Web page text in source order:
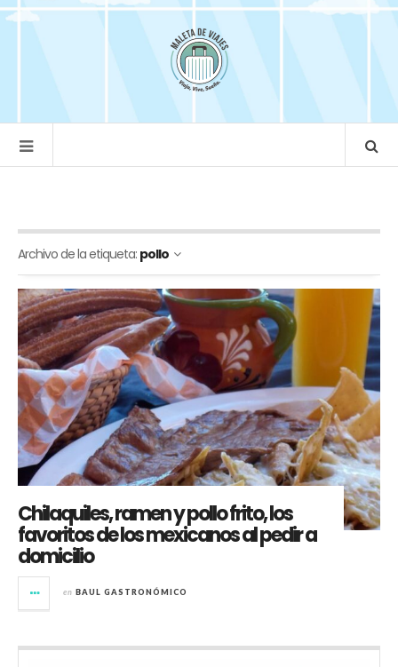
Archivo de la etiqueta: pollo
Chilaquiles, ramen y pollo frito, los
favoritos de los mexicanos al pedir a
domicilio
en BAUL GASTRONÓMICO